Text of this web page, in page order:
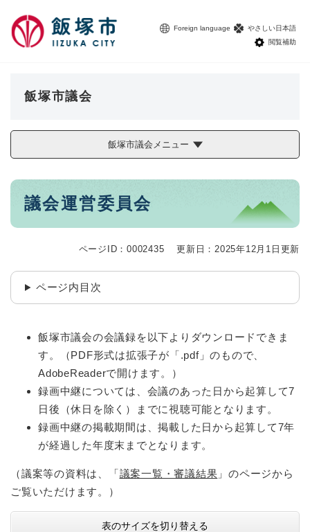
Foreign language
やさしい日本語
閲覧補助
飯塚市議会
飯塚市議会メニュー
本
議会運営委員会
ページID：0002435 更新日：2025年12月1日更新
ページ内目次
飯塚市議会の会議録を以下よりダウンロードできま
す。（PDF形式は拡張子が「.pdf」のもので、
AdobeReaderで開けます。）
録画中継については、会議のあった日から起算して7
日後（休日を除く）までに視聴可能となります。
録画中継の掲載期間は、掲載した日から起算して7年
が経過した年度末までとなります。
（議案等の資料は、「議案一覧・審議結果 」のページから
ご覧いただけます。）
表のサイズを切り替える